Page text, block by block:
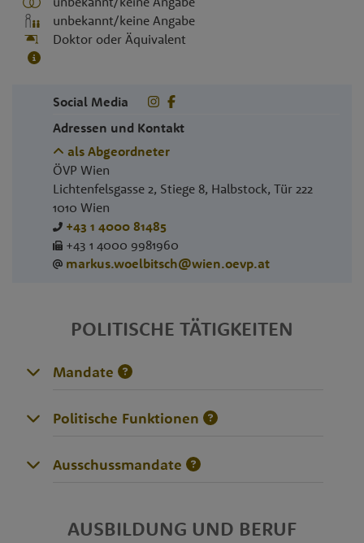
unbekannt/keine Angabe
Doktor oder Äquivalent
Social Media
Adressen und Kontakt
als Abgeordneter
ÖVP Wien
Lichtenfelsgasse 2, Stiege 8, Halbstock, Tür 222
1010 Wien
+43 1 4000 81485
+43 1 4000 9981960
markus.woelbitsch@wien.oevp.at
POLITISCHE TÄTIGKEITEN
Mandate
Politische Funktionen
Ausschussmandate
AUSBILDUNG UND BERUF